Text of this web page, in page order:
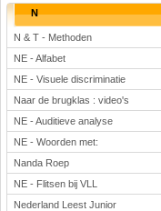
N
N & T - Methoden
NE - Alfabet
NE - Visuele discriminatie
Naar de brugklas : video's
NE - Auditieve analyse
NE - Woorden met:
Nanda Roep
NE - Flitsen bij VLL
Nederland Leest Junior